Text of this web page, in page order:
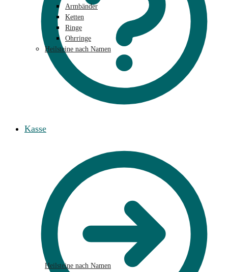
Kasse
Armbänder
Ketten
Ringe
Ohrringe
Heilsteine nach Namen
Heilsteine nach Namen